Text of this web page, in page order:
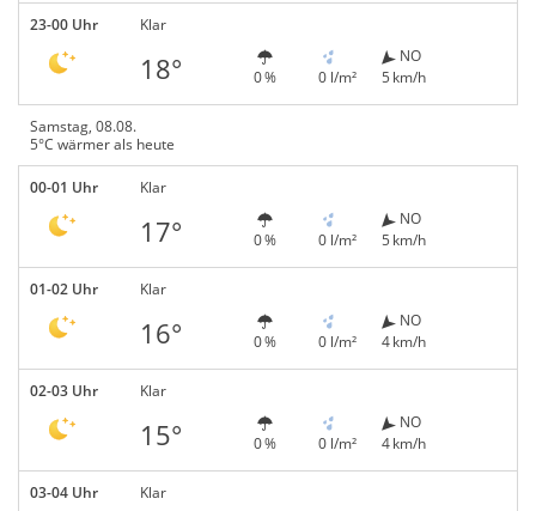
23-00 Uhr Klar
18° 0 % 0 l/m²
NO
5 km/h
Samstag, 08.08.
5°C wärmer als heute
00-01 Uhr Klar
17° 0 % 0 l/m²
NO
5 km/h
01-02 Uhr Klar
16° 0 % 0 l/m²
NO
4 km/h
02-03 Uhr Klar
15° 0 % 0 l/m²
NO
4 km/h
03-04 Uhr Klar